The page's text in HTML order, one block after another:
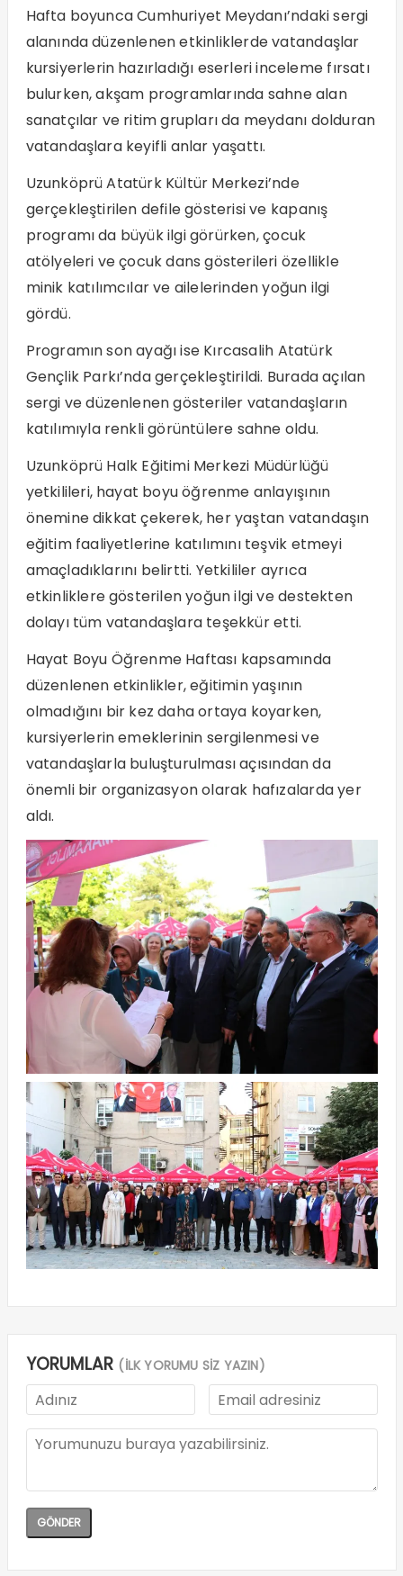
Hafta boyunca Cumhuriyet Meydanı’ndaki sergi
alanında düzenlenen etkinliklerde vatandaşlar
kursiyerlerin hazırladığı eserleri inceleme fırsatı
bulurken, akşam programlarında sahne alan
sanatçılar ve ritim grupları da meydanı dolduran
vatandaşlara keyifli anlar yaşattı.
Uzunköprü Atatürk Kültür Merkezi’nde
gerçekleştirilen defile gösterisi ve kapanış
programı da büyük ilgi görürken, çocuk
atölyeleri ve çocuk dans gösterileri özellikle
minik katılımcılar ve ailelerinden yoğun ilgi
gördü.
Programın son ayağı ise Kırcasalih Atatürk
Gençlik Parkı’nda gerçekleştirildi. Burada açılan
sergi ve düzenlenen gösteriler vatandaşların
katılımıyla renkli görüntülere sahne oldu.
Uzunköprü Halk Eğitimi Merkezi Müdürlüğü
yetkilileri, hayat boyu öğrenme anlayışının
önemine dikkat çekerek, her yaştan vatandaşın
eğitim faaliyetlerine katılımını teşvik etmeyi
amaçladıklarını belirtti. Yetkililer ayrıca
etkinliklere gösterilen yoğun ilgi ve destekten
dolayı tüm vatandaşlara teşekkür etti.
Hayat Boyu Öğrenme Haftası kapsamında
düzenlenen etkinlikler, eğitimin yaşının
olmadığını bir kez daha ortaya koyarken,
kursiyerlerin emeklerinin sergilenmesi ve
vatandaşlarla buluşturulması açısından da
önemli bir organizasyon olarak hafızalarda yer
aldı.
YORUMLAR (İLK YORUMU SİZ YAZIN)